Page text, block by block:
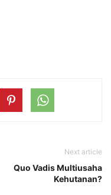
Next article
Quo Vadis Multiusaha
Kehutanan?